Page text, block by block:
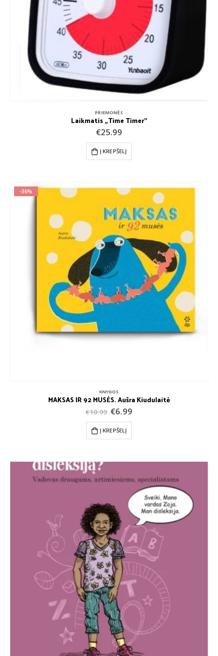
PRIEMONĖS
Laikmatis „Time Timer”
€25.99
Į KREPŠELĮ
-36%
KNYGOS
MAKSAS IR 92 MUSĖS. Aušra Kiudulaitė
€10.99 Original
was:
€10.99.
€6.99Current
Į KREPŠELĮ